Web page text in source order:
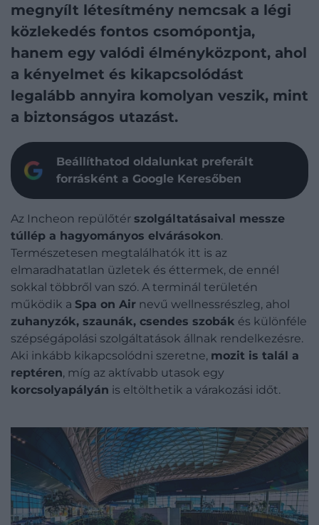
megnyílt létesítmény nemcsak a légi
közlekedés fontos csomópontja,
hanem egy valódi élményközpont, ahol
a kényelmet és kikapcsolódást
legalább annyira komolyan veszik, mint
a biztonságos utazást.
Beállíthatod oldalunkat preferált
forrásként a Google Keresőben
Az Incheon repülőtér szolgáltatásaival messze
túllép a hagyományos elvárásokon.
Természetesen megtalálhatók itt is az
elmaradhatatlan üzletek és éttermek, de ennél
sokkal többről van szó. A terminál területén
működik a Spa on Air nevű wellnessrészleg, ahol
zuhanyzók, szaunák, csendes szobák és különféle
szépségápolási szolgáltatások állnak rendelkezésre.
Aki inkább kikapcsolódni szeretne, mozit is talál a
reptéren, míg az aktívabb utasok egy
korcsolyapályán is eltölthetik a várakozási időt.